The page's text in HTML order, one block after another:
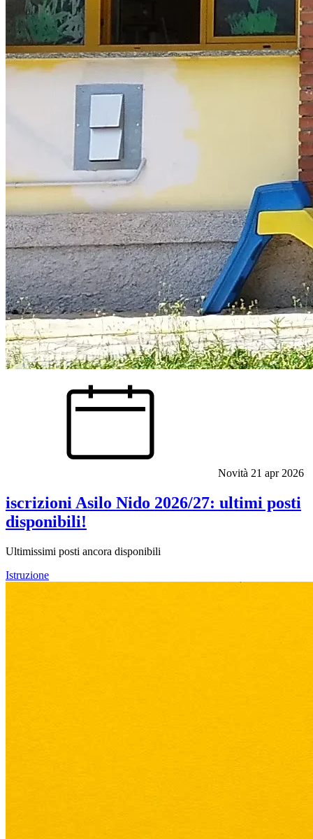
Novità 21 apr 2026
iscrizioni Asilo Nido 2026/27: ultimi posti
disponibili!
Ultimissimi posti ancora disponibili
Istruzione